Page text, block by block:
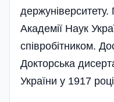
держуніверситету.
Академії Наук
співробітником.
Докторська
України у 1917